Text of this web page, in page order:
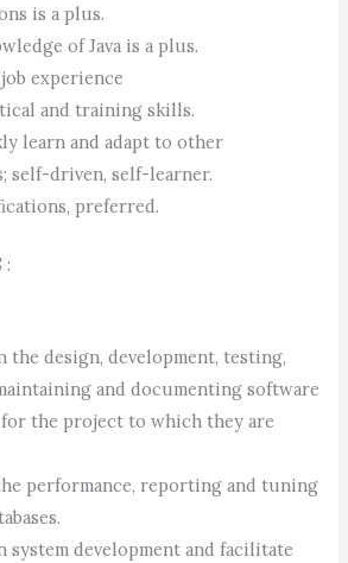
is a plus.
of Java is a plus.
experience
and training skills.
learn and adapt to other
self-driven, self-learner.
preferred.
:
the design, development, testing,
and documenting software
the project to which they are
performance, reporting and tuning
system development and facilitate